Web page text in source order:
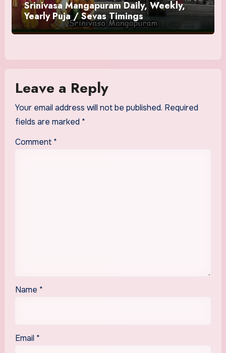
Srinivasa Mangapuram Daily, Weekly,
Yearly Puja / Sevas Timings
Leave a Reply
Your email address will not be published. Required
fields are marked *
Comment *
Name *
Email *